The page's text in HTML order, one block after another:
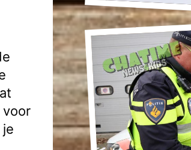
voor